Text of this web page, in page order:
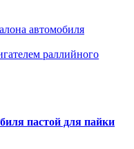
автомобиля
раллийного
пастой для пайки